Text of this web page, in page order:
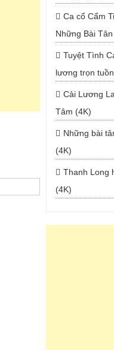
Ca cổ Cẩm
Những Bài
Tuyệt Tình
lương trọn
Cải Lương
Tâm (4K)
Những bài
(4K)
Thanh Long
(4K)